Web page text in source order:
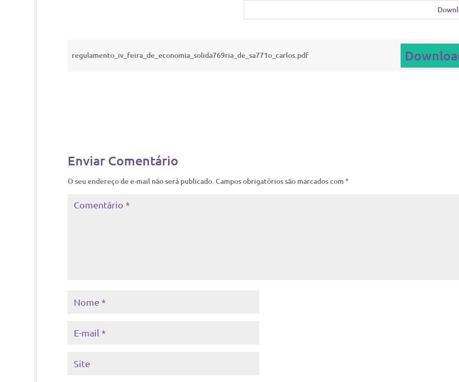
regulamento_iv_feira_de_economia_solida769ria_de_sa771o_carlos.pdf
Enviar Comentário
O seu endereço de e-mail não será publicado. Campos obrigatórios são marcados com *